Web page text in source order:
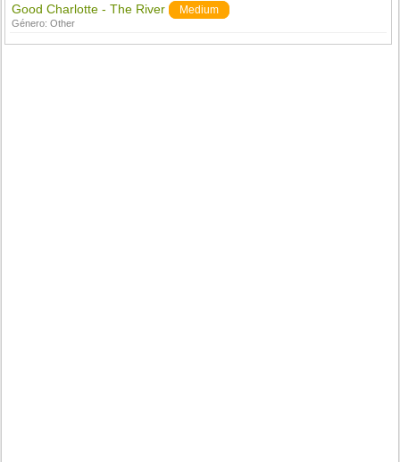
Good Charlotte - The River Medium
Género:Other